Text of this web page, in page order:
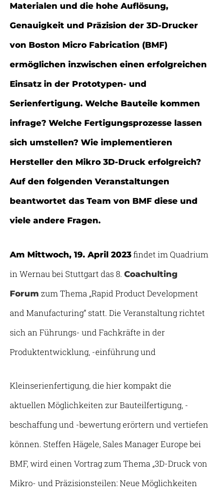
Materialen und die hohe Auflösung,
Genauigkeit und Präzision der 3D-Drucker
von Boston Micro Fabrication (BMF)
ermöglichen inzwischen einen erfolgreichen
Einsatz in der Prototypen- und
Serienfertigung. Welche Bauteile kommen
infrage? Welche Fertigungsprozesse lassen
sich umstellen? Wie implementieren
Hersteller den Mikro 3D-Druck erfolgreich?
Auf den folgenden Veranstaltungen
beantwortet das Team von BMF diese und
viele andere Fragen.
Am Mittwoch, 19. April 2023 findet im Quadrium
in Wernau bei Stuttgart das 8. Coachulting
Forum zum Thema „Rapid Product Development
and Manufacturing” statt. Die Veranstaltung richtet
sich an Führungs- und Fachkräfte in der
Produktentwicklung, -einführung und
Kleinserienfertigung, die hier kompakt die
aktuellen Möglichkeiten zur Bauteilfertigung, -
beschaffung und -bewertung erörtern und vertiefen
können. Steffen Hägele, Sales Manager Europe bei
BMF, wird einen Vortrag zum Thema „3D-Druck von
Mikro- und Präzisionsteilen: Neue Möglichkeiten